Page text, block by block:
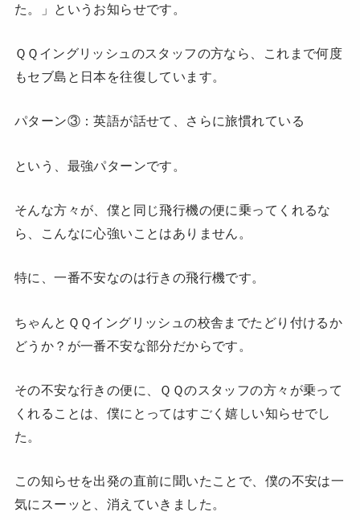
た。」というお知らせです。
ＱＱイングリッシュのスタッフの方なら、これまで何度
もセブ島と日本を往復しています。
パターン③：英語が話せて、さらに旅慣れている
という、最強パターンです。
そんな方々が、僕と同じ飛行機の便に乗ってくれるな
ら、こんなに心強いことはありません。
特に、一番不安なのは行きの飛行機です。
ちゃんとＱＱイングリッシュの校舎までたどり付けるか
どうか？が一番不安な部分だからです。
その不安な行きの便に、ＱＱのスタッフの方々が乗って
くれることは、僕にとってはすごく嬉しい知らせでし
た。
この知らせを出発の直前に聞いたことで、僕の不安は一
気にスーッと、消えていきました。